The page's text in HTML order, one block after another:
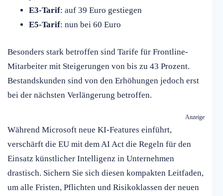
E3-Tarif: auf 39 Euro gestiegen
E5-Tarif: nun bei 60 Euro
Besonders stark betroffen sind Tarife für Frontline-
Mitarbeiter mit Steigerungen von bis zu 43 Prozent.
Bestandskunden sind von den Erhöhungen jedoch erst
bei der nächsten Verlängerung betroffen.
Anzeige
Während Microsoft neue KI-Features einführt,
verschärft die EU mit dem AI Act die Regeln für den
Einsatz künstlicher Intelligenz in Unternehmen
drastisch. Sichern Sie sich diesen kompakten Leitfaden,
um alle Fristen, Pflichten und Risikoklassen der neuen